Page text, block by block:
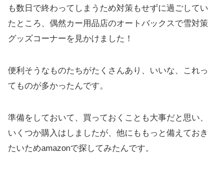
も数日で終わってしまうため対策もせずに過ごしてい
たところ、偶然カー用品店のオートバックスで雪対策
グッズコーナーを見かけました！
便利そうなものたちがたくさんあり、いいな、これっ
てものが多かったんです。
準備をしておいて、買っておくことも大事だと思い、
いくつか購入はしましたが、他にももっと備えておき
たいためamazonで探してみたんです。